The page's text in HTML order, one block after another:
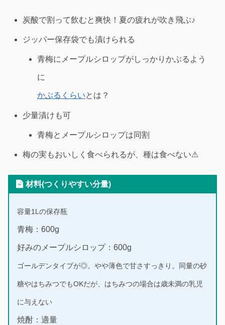
炭酸で割って飲むと爽快！夏の疲れが吹き飛ぶ♪
ジッパー保存袋でも漬けられる
青梅にメープルシロップがしっかりかぶるよう
に
かぶるくらいとは？
少量漬けも可
青梅とメープルシロップは同割
梅の実もおいしく食べられるが、種は食べない⚠
材料(つくりやすい分量)
容量1Lの保存瓶
青梅：600g
好みのメープルシロップ：600g
ゴールデンタイプが◎。やや薄色で甘さすっきり。同量の砂
糖やはちみつでもOKだが、 はちみつの場合は歳未満の乳児
に与えない
焼酎：適量